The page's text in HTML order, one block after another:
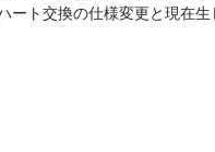
ート交換の仕様変更と現在